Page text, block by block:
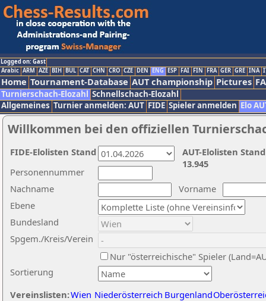
Logged on: Gast
Arabic ARM AZE BIH BUL CAT CHN CRO CZE DEN ENG ESP FAI FIN FRA GER GRE INA
Home Tournament-Database AUT championship Pictures
Turnierschach-Elozahl Schnellschach-Elozahl
Allgemeines Turnier anmelden: AUT FIDE Spieler anmelden Elo
Willkommen bei den offiziellen
Nachname
Vorname
Ebene
Sortierung
Personennummer
Bundesland
Spgem./Kreis/Verein
Nur "österreichische" Spieler
Vereinslisten:Wien Niederösterreich Burgenland
AUT-Elolisten
13.945
FIDE-Elolisten Stand